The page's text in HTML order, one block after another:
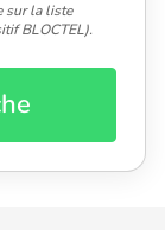
sur la liste
BLOCTEL).